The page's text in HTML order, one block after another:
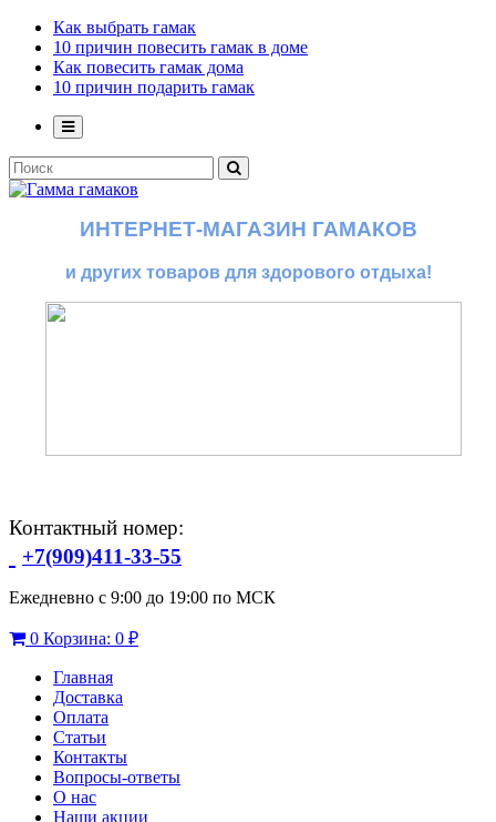
Как выбрать гамак
10 причин повесить гамак в доме
Как повесить гамак дома
10 причин подарить гамак
ИНТЕРНЕТ-МАГАЗИН ГАМАКОВ
и других товаров для здорового отдыха!
Контактный номер:
+7(909)411-33-55
Ежедневно с 9:00 до 19:00 по МСК
0 Корзина: 0 ₽
Главная
Доставка
Оплата
Статьи
Контакты
Вопросы-ответы
О нас
Наши акции